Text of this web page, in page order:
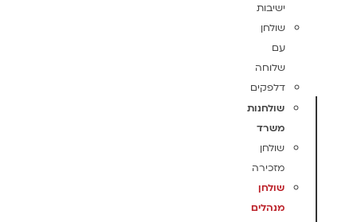
ישיבות
שולחן
עם
שלוחה
דלפקים
שולחנות
משרד
שולחן
מזכירה
שולחן
מנהלים